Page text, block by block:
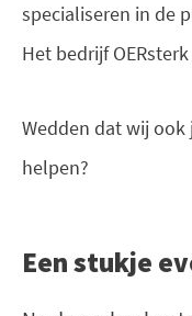
specialiseren in de
Het bedrijf
Wedden dat wij
helpen?
Een stukje